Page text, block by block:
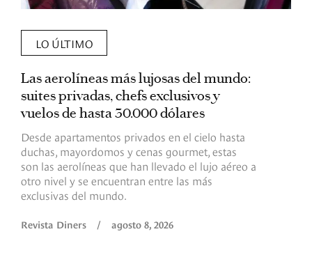
LO ÚLTIMO
Las aerolíneas más lujosas del mundo:
suites privadas, chefs exclusivos y
vuelos de hasta 30.000 dólares
Desde apartamentos privados en el cielo hasta
duchas, mayordomos y cenas gourmet, estas
son las aerolíneas que han llevado el lujo aéreo a
otro nivel y se encuentran entre las más
exclusivas del mundo.
Revista Diners / agosto 8, 2026